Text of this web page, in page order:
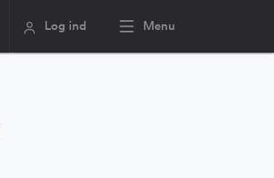
Log ind Menu